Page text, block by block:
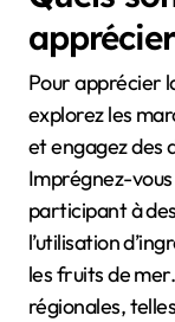
Pour apprécier
explorez les
et engagez des
Imprégnez-
participant à
l’utilisation
les fruits de
régionales,